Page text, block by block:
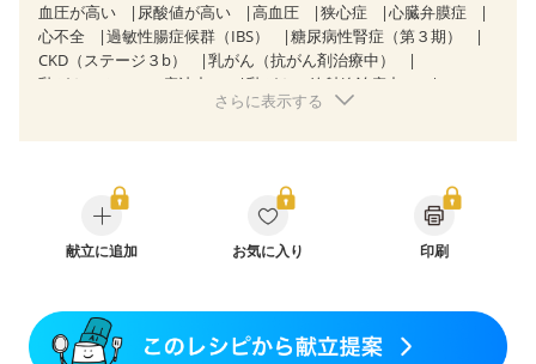
血圧が高い 尿酸値が高い 高血圧 狭心症
心臓弁膜症
心不全
過敏性腸症候群（IBS）
糖尿病性腎症（第３期）
CKD（ステージ３b）
乳がん（抗がん剤治療中）
乳がん（ホルモン療法中）
乳がん（放射線治療中）
乳がん治療を終えた方・経過観察中の方など
さらに表示する
献立に追加 お気に入り 印刷